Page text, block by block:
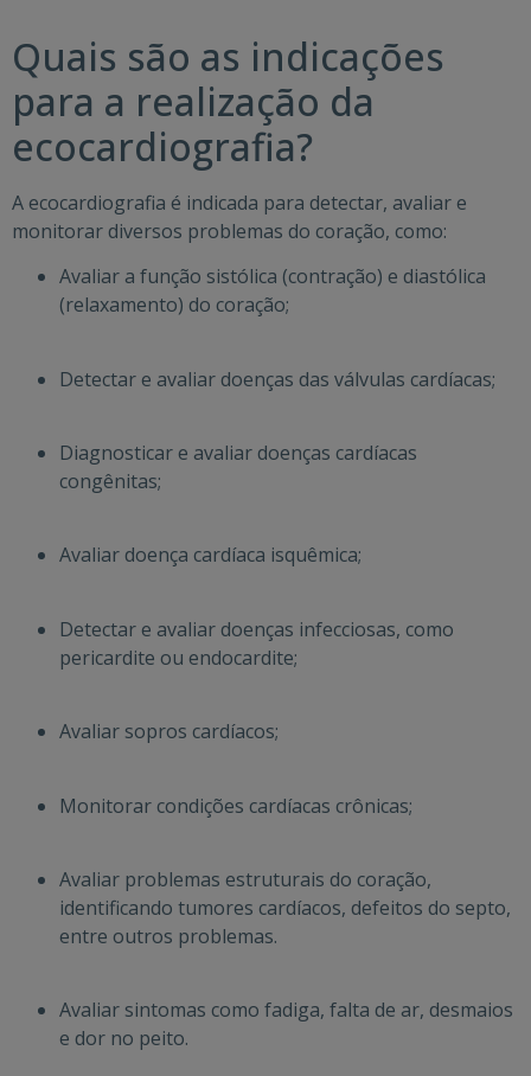
Quais são as indicações
para a realização da
ecocardiografia?
A ecocardiografia é indicada para detectar, avaliar e
monitorar diversos problemas do coração, como:
Avaliar a função sistólica (contração) e diastólica
(relaxamento) do coração;
Detectar e avaliar doenças das válvulas cardíacas;
Diagnosticar e avaliar doenças cardíacas
congênitas;
Avaliar doença cardíaca isquêmica;
Detectar e avaliar doenças infecciosas, como
pericardite ou endocardite;
Avaliar sopros cardíacos;
Monitorar condições cardíacas crônicas;
Avaliar problemas estruturais do coração,
identificando tumores cardíacos, defeitos do septo,
entre outros problemas.
Avaliar sintomas como fadiga, falta de ar, desmaios
e dor no peito.